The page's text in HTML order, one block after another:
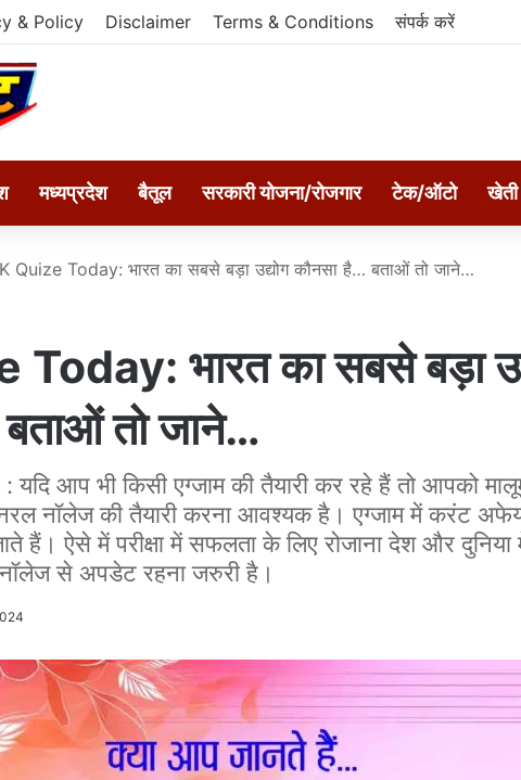
& Policy Disclaimer Terms & Conditions संपर्क करें
मध्यप्रदेश बैतूल सरकारी योजना/रोजगार टेक/ऑटो खेती
Quize Today: भारत का सबसे बड़ा उद्योग कौनसा है… बताओं तो जाने…
भारत का सबसे बड़ा
तो जाने…
आप भी किसी एग्जाम की तैयारी कर रहे हैं तो आपको मालूम
नॉलेज की तैयारी करना आवश्यक है। एग्जाम में करंट
हैं। ऐसे में परीक्षा में सफलता के लिए रोजाना देश और दुनिया
से अपडेट रहना जरुरी है।